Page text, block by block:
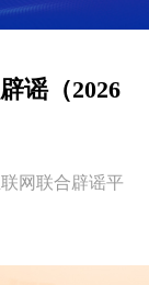
谣（2026
网联合辟谣平